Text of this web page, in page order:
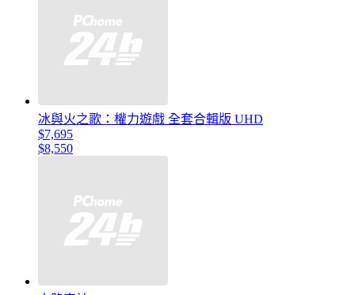
冰與火之歌：權力遊戲 全套合輯版 UHD
$7,695
$8,550